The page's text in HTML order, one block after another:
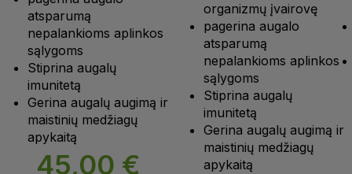
atsparumą
nepalankioms aplinkos
sąlygoms
Stiprina augalų
imunitetą
Gerina augalų augimą ir
maistinių medžiagų
apykaitą
45,00 €
organizmų įvairovę
pagerina augalo
atsparumą
nepalankioms aplinkos
sąlygoms
Stiprina augalų
imunitetą
Gerina augalų augimą ir
maistinių medžiagų
apykaitą